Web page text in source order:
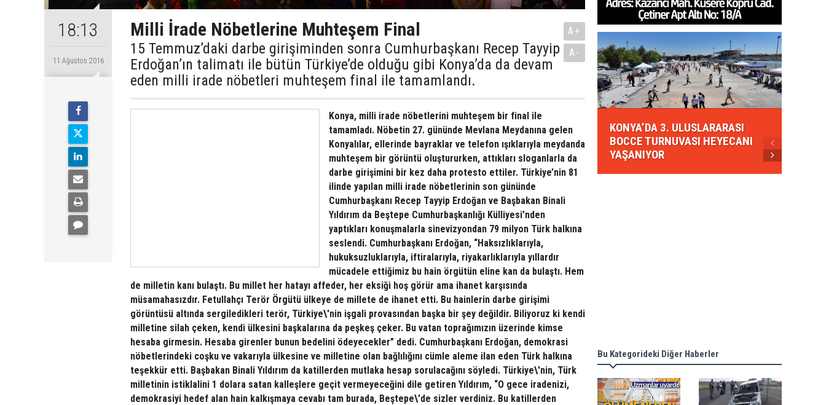
18:13
11 Ağustos 2016
Milli İrade Nöbetlerine Muhteşem Final
15 Temmuz’daki darbe girişiminden sonra Cumhurbaşkanı Recep Tayyip
Erdoğan’ın talimatı ile bütün Türkiye’de olduğu gibi Konya’da da devam
eden milli irade nöbetleri muhteşem final ile tamamlandı.
A+
A-
Konya, milli irade nöbetlerini muhteşem bir final ile
tamamladı. Nöbetin 27. gününde Mevlana Meydanına gelen
Konyalılar, ellerinde bayraklar ve telefon ışıklarıyla meydanda
muhteşem bir görüntü oluştururken, attıkları sloganlarla da
darbe girişimini bir kez daha protesto ettiler. Türkiye’nin 81
ilinde yapılan milli irade nöbetlerinin son gününde
Cumhurbaşkanı Recep Tayyip Erdoğan ve Başbakan Binali
Yıldırım da Beştepe Cumhurbaşkanlığı Külliyesi’nden
yaptıkları konuşmalarla sinevizyondan 79 milyon Türk halkına
seslendi. Cumhurbaşkanı Erdoğan, “Haksızlıklarıyla,
hukuksuzluklarıyla, iftiralarıyla, riyakarlıklarıyla yıllardır
mücadele ettiğimiz bu hain örgütün eline kan da bulaştı. Hem
de milletin kanı bulaştı. Bu millet her hatayı affeder, her eksiği hoş görür ama ihanet karşısında
müsamahasızdır. Fetullahçı Terör Örgütü ülkeye de millete de ihanet etti. Bu hainlerin darbe girişimi
görüntüsü altında sergiledikleri terör, Türkiye\'nin işgali provasından başka bir şey değildir. Biliyoruz ki kendi
milletine silah çeken, kendi ülkesini başkalarına da peşkeş çeker. Bu vatan toprağımızın üzerinde kimse
hesaba girmesin. Hesaba girenler bunun bedelini ödeyecekler” dedi. Cumhurbaşkanı Erdoğan, demokrasi
nöbetlerindeki coşku ve vakarıyla ülkesine ve milletine olan bağlılığını cümle aleme ilan eden Türk halkına
teşekkür etti. Başbakan Binali Yıldırım da katillerden mutlaka hesap sorulacağını söyledi. Türkiye\'nin, Türk
milletinin istiklalini 1 dolara satan kalleşlere geçit vermeyeceğini dile getiren Yıldırım, “O gece iradenizi,
demokrasiyi hedef alan hain kalkışmaya cevabı tam burada, Beştepe\'de sizler verdiniz. Bu katillerden
KONYA’DA 3. ULUSLARARASI
BOCCE TURNUVASI HEYECANI
YAŞANIYOR
Bu Kategorideki Diğer Haberler